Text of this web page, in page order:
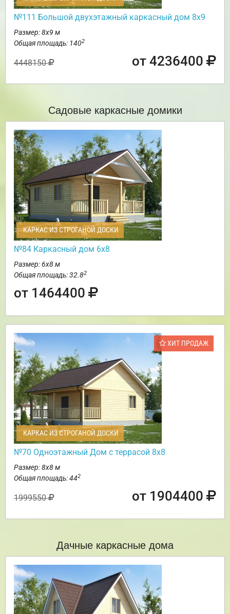
№111 Большой двухэтажный каркасный дом 8х9
Размер: 8х9 м
Общая площадь: 1402
4448150 от 4236400
Садовые каркасные домики
КАРКАС ИЗ СТРОГАНОЙ ДОСКИ
№84 Каркасный дом 6х8
Размер: 6х8 м
Общая площадь: 32.82
от 1464400
ХИТ ПРОДАЖ
КАРКАС ИЗ СТРОГАНОЙ ДОСКИ
№70 Одноэтажный Дом с террасой 8х8
Размер: 8х8 м
Общая площадь: 442
1999550 от 1904400
Дачные каркасные дома